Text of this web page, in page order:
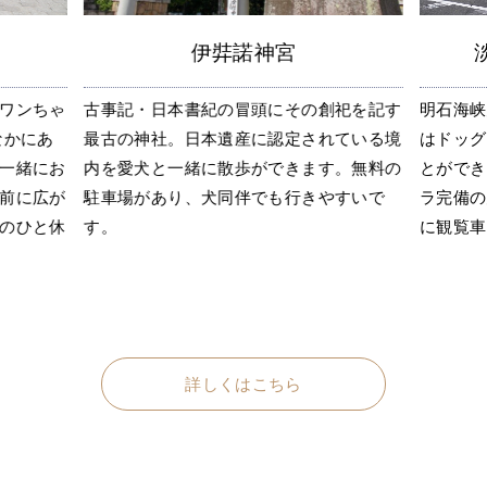
ンちゃ
にあ
緒にお
に広が
ひと休
伊弉諾神宮
古事記・日本書紀の冒頭にその創祀を記す
最古の神社。日本遺産に認定されている境
内を愛犬と一緒に散歩ができます。無料の
駐車場があり、犬同伴でも行きやすいで
す。
明石海
はドッ
とがで
ラ完備
に観覧
詳しくはこちら